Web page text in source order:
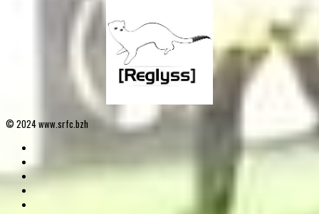
© 2024 www.srfc.bzh